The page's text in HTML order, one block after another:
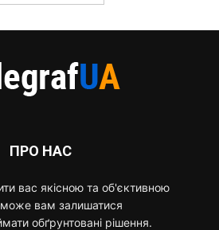
ПРО НАС
вас якісною та об'єктивною
вам залишатися
обґрунтовані рішення.